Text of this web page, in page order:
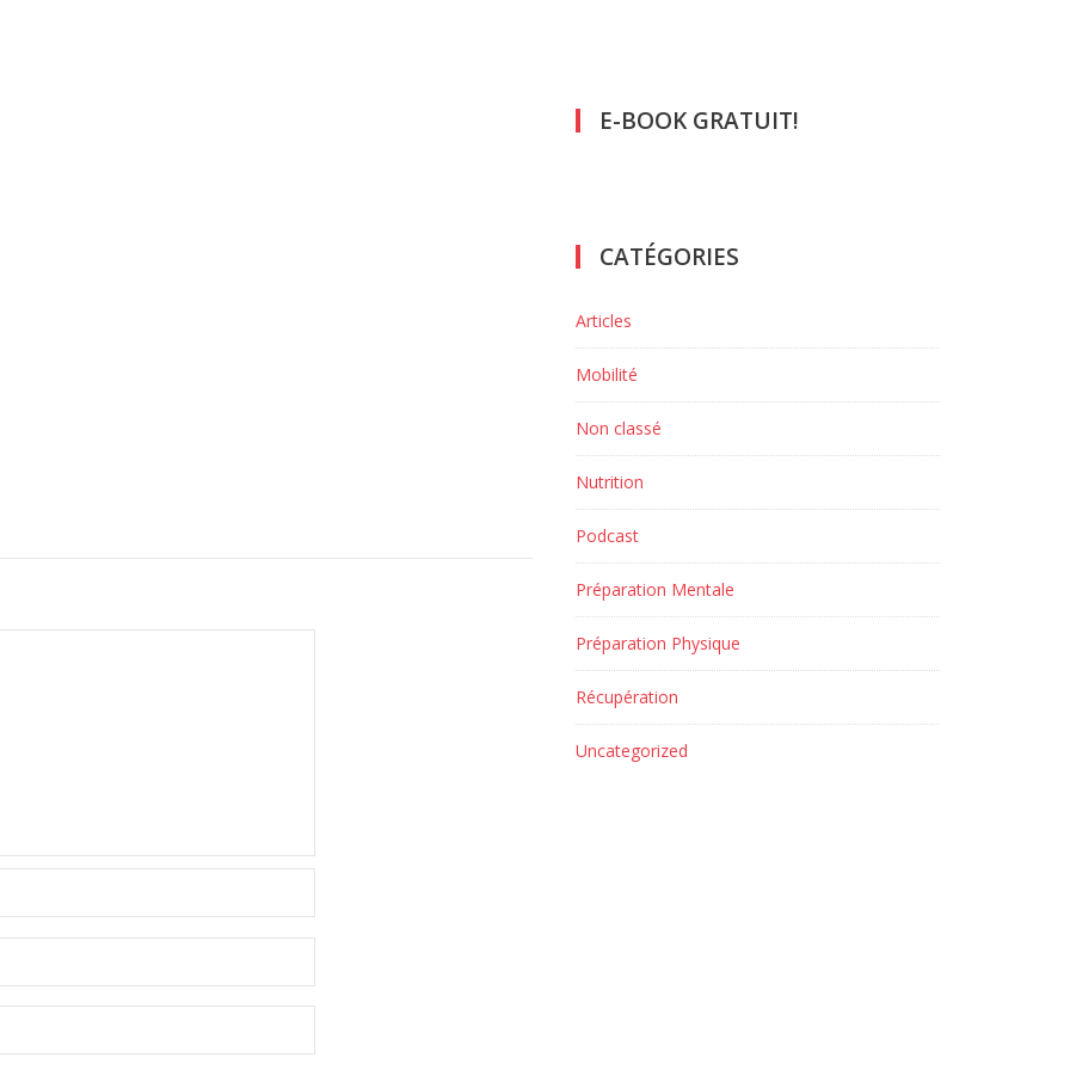
E-BOOK GRATUIT!
CATÉGORIES
Articles
Mobilité
Non classé
Nutrition
Podcast
Préparation Mentale
Préparation Physique
Récupération
Uncategorized